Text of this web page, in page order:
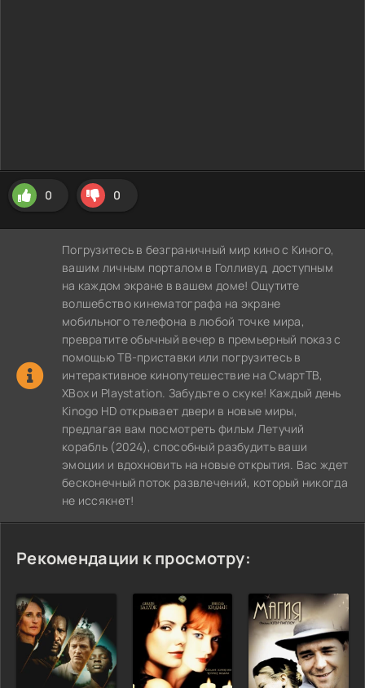
0 0
Погрузитесь в безграничный мир кино с Киного,
вашим личным порталом в Голливуд, доступным
на каждом экране в вашем доме! Ощутите
волшебство кинематографа на экране
мобильного телефона в любой точке мира,
превратите обычный вечер в премьерный показ с
помощью ТВ-приставки или погрузитесь в
интерактивное кинопутешествие на СмартТВ,
XBox и Playstation. Забудьте о скуке! Каждый день
Kinogo HD открывает двери в новые миры,
предлагая вам посмотреть фильм Летучий
корабль (2024), способный разбудить ваши
эмоции и вдохновить на новые открытия. Вас ждет
бесконечный поток развлечений, который никогда
не иссякнет!
Рекомендации к просмотру: